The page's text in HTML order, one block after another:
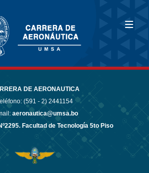
DE AERONAUTICA
(591 - 2) 2441154
aeronautica@umsa.bo
Facultad de Tecnología 5to Piso